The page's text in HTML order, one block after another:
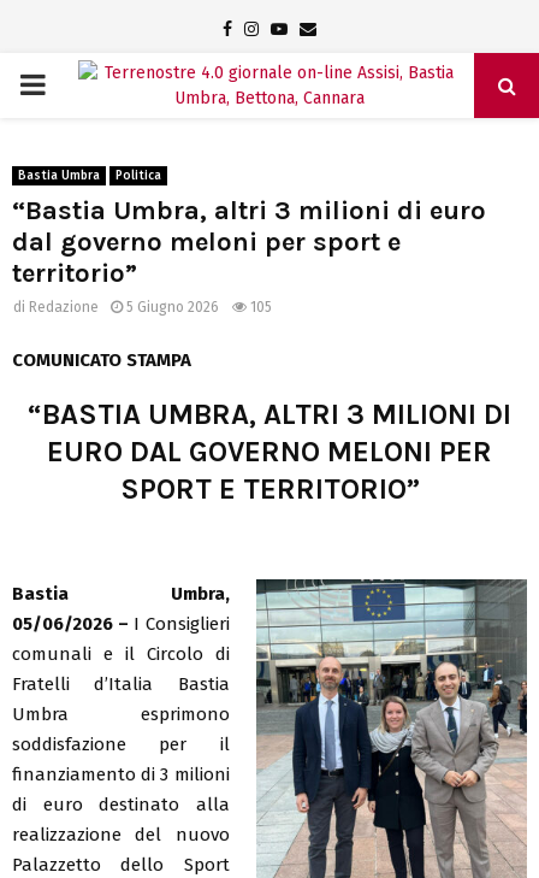
Facebook
Instagram
Youtube
Email
PRIMARY
Bastia Umbra Politica
“Bastia Umbra, altri 3 milioni di euro
dal governo meloni per sport e
territorio”
di Redazione 5 Giugno 2026 105
COMUNICATO STAMPA
“BASTIA UMBRA, ALTRI 3 MILIONI DI
EURO DAL GOVERNO MELONI PER
SPORT E TERRITORIO”
Bastia Umbra,
05/06/2026 – I Consiglieri
comunali e il Circolo di
Fratelli d’Italia Bastia
Umbra esprimono
soddisfazione per il
finanziamento di 3 milioni
di euro destinato alla
realizzazione del nuovo
Palazzetto dello Sport